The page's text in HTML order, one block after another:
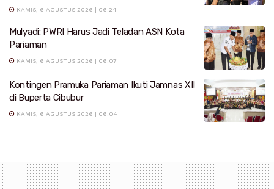
KAMIS, 6 AGUSTUS 2026 | 06:24
Mulyadi: PWRI Harus Jadi Teladan ASN Kota
Pariaman
KAMIS, 6 AGUSTUS 2026 | 06:07
Kontingen Pramuka Pariaman Ikuti Jamnas XII
di Buperta Cibubur
KAMIS, 6 AGUSTUS 2026 | 06:04